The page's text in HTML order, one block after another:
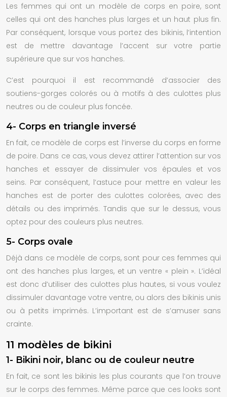
Les femmes qui ont un modèle de corps en poire, sont
celles qui ont des hanches plus larges et un haut plus fin.
Par conséquent, lorsque vous portez des bikinis, l’intention
est de mettre davantage l’accent sur votre partie
supérieure que sur vos hanches.
C’est pourquoi il est recommandé d’associer des
soutiens-gorges colorés ou à motifs à des culottes plus
neutres ou de couleur plus foncée.
4- Corps en triangle inversé
En fait, ce modèle de corps est l’inverse du corps en forme
de poire. Dans ce cas, vous devez attirer l’attention sur vos
hanches et essayer de dissimuler vos épaules et vos
seins. Par conséquent, l’astuce pour mettre en valeur les
hanches est de porter des culottes colorées, avec des
détails ou des imprimés. Tandis que sur le dessus, vous
optez pour des couleurs plus neutres.
5- Corps ovale
Déjà dans ce modèle de corps, sont pour ces femmes qui
ont des hanches plus larges, et un ventre « plein ». L’idéal
est donc d’utiliser des culottes plus hautes, si vous voulez
dissimuler davantage votre ventre, ou alors des bikinis unis
ou à petits imprimés. L’important est de s’amuser sans
crainte.
11 modèles de bikini
1- Bikini noir, blanc ou de couleur neutre
En fait, ce sont les bikinis les plus courants que l’on trouve
sur le corps des femmes. Même parce que ces looks sont